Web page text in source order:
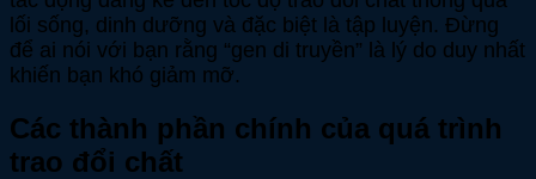
lối sống, dinh dưỡng và đặc biệt là tập luyện. Đừng
để ai nói với bạn rằng “gen di truyền” là lý do duy nhất
khiến bạn khó giảm mỡ.
Các thành phần chính của quá trình
trao đổi chất